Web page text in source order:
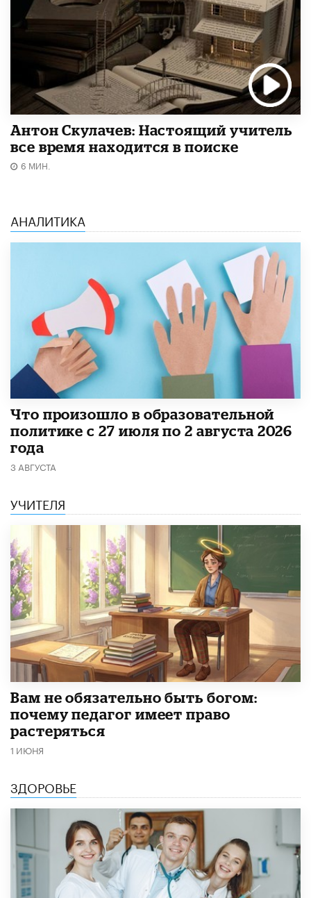
Антон Скулачев: Настоящий учитель
все время находится в поиске
6 МИН.
АНАЛИТИКА
​Что произошло в образовательной
политике с 27 июля по 2 августа 2026
года
3 АВГУСТА
УЧИТЕЛЯ
​Вам не обязательно быть богом:
почему педагог имеет право
растеряться
1 ИЮНЯ
ЗДОРОВЬЕ